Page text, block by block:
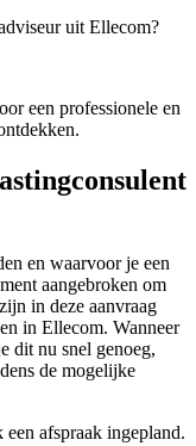
uit Ellecom?
een professionele en
en waarvoor je een
aangebroken om
in deze aanvraag
in Ellecom. Wanneer
dit nu snel genoeg,
de mogelijke
afspraak ingepland.